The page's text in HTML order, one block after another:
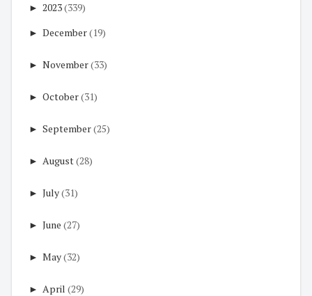
► 2023(339)
► December(19)
► November(33)
► October(31)
► September(25)
► August(28)
► July(31)
► June (27)
► May(32)
► April (29)